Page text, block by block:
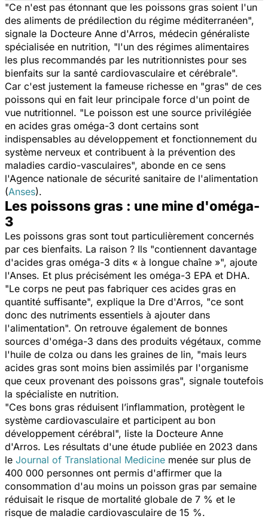
"Ce n'est pas étonnant que les poissons gras soient l'un
des aliments de prédilection du régime méditerranéen",
signale la Docteure Anne d'Arros, médecin généraliste
spécialisée en nutrition, "l'un des régimes alimentaires
les plus recommandés par les nutritionnistes pour ses
bienfaits sur la santé cardiovasculaire et cérébrale".
Car c'est justement la fameuse richesse en "gras" de ces
poissons qui en fait leur principale force d'un point de
vue nutritionnel. "Le poisson est une source privilégiée
en acides gras oméga-3 dont certains sont
indispensables au développement et fonctionnement du
système nerveux et contribuent à la prévention des
maladies cardio-vasculaires", abonde en ce sens
l'Agence nationale de sécurité sanitaire de l'alimentation
(Anses).
Les poissons gras : une mine d'oméga-
3
Les poissons gras sont tout particulièrement concernés
par ces bienfaits. La raison ? Ils "contiennent davantage
d'acides gras oméga-3 dits « à longue chaîne »", ajoute
l'Anses. Et plus précisément les oméga-3 EPA et DHA.
"Le corps ne peut pas fabriquer ces acides gras en
quantité suffisante", explique la Dre d'Arros, "ce sont
donc des nutriments essentiels à ajouter dans
l'alimentation". On retrouve également de bonnes
sources d'oméga-3 dans des produits végétaux, comme
l'huile de colza ou dans les graines de lin, "mais leurs
acides gras sont moins bien assimilés par l'organisme
que ceux provenant des poissons gras", signale toutefois
la spécialiste en nutrition.
"Ces bons gras réduisent l’inflammation, protègent le
système cardiovasculaire et participent au bon
développement cérébral", liste la Docteure Anne
d'Arros. Les résultats d'une étude publiée en 2023 dans
le Journal of Translational Medicine menée sur plus de
400 000 personnes ont permis d'affirmer que la
consommation d'au moins un poisson gras par semaine
réduisait le risque de mortalité globale de 7 % et le
risque de maladie cardiovasculaire de 15 %.